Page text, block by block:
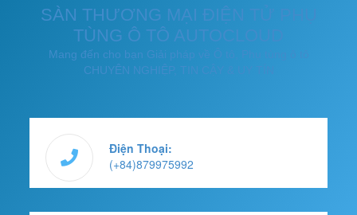
SÀN THƯƠNG MẠI ĐIỆN TỬ PHỤ
TÙNG Ô TÔ AUTOCLOUD
Mang đến cho bạn Giải pháp về Ô tô, Phụ tùng ô tô
CHUYÊN NGHIỆP, TIN CẬY & UY TÍN
Điện Thoại:
(+84)879975992